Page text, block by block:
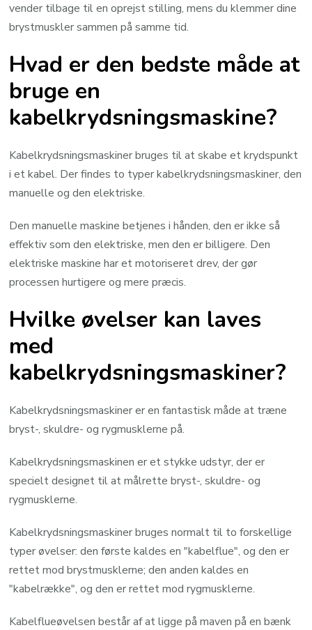
vender tilbage til en oprejst stilling, mens du klemmer dine
brystmuskler sammen på samme tid.
Hvad er den bedste måde at
bruge en
kabelkrydsningsmaskine?
Kabelkrydsningsmaskiner bruges til at skabe et krydspunkt
i et kabel. Der findes to typer kabelkrydsningsmaskiner, den
manuelle og den elektriske.
Den manuelle maskine betjenes i hånden, den er ikke så
effektiv som den elektriske, men den er billigere. Den
elektriske maskine har et motoriseret drev, der gør
processen hurtigere og mere præcis.
Hvilke øvelser kan laves
med
kabelkrydsningsmaskiner?
Kabelkrydsningsmaskiner er en fantastisk måde at træne
bryst-, skuldre- og rygmusklerne på.
Kabelkrydsningsmaskinen er et stykke udstyr, der er
specielt designet til at målrette bryst-, skuldre- og
rygmusklerne.
Kabelkrydsningsmaskiner bruges normalt til to forskellige
typer øvelser: den første kaldes en "kabelflue", og den er
rettet mod brystmusklerne; den anden kaldes en
"kabelrække", og den er rettet mod rygmusklerne.
Kabelflueøvelsen består af at ligge på maven på en bænk